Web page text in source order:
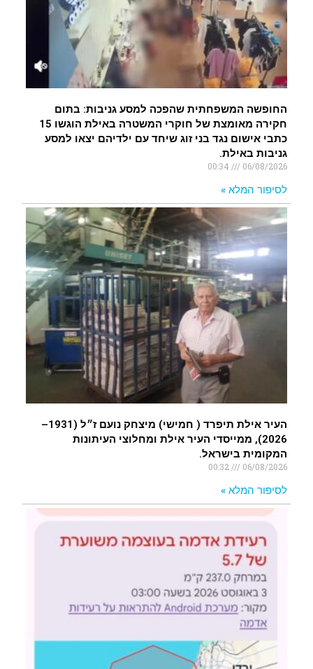
החופשה המשפחתית שהפכה למסע גניבות: בתום
חקירה מאומצת של חוקרי המשטרה באילת הוגשו 15
כתבי אישום נגד בני זוג שיחד עם ילדיהם יצאו למסע
גניבות באילת.
06/08/2026
לסיפור המלא »
העיר אילת תיפרד ( חמישי) מיצחק נועם ז״ל (1931–
2026), ממייסדי העיר אילת ומחלוצי העיתונות
המקומית בישראל.
06/08/2026
00:32
לסיפור המלא »